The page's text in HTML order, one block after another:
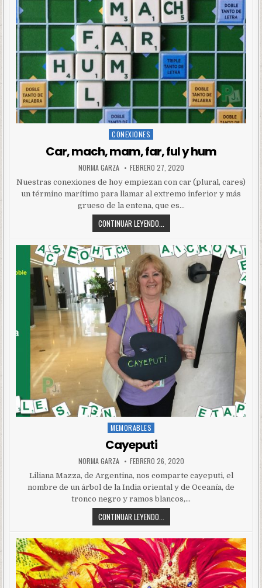
Posted
CONEXIONES
Car, mach, mam, far, ful y hum
NORMA GARZA FEBRERO 27, 2020
Nuestras conexiones de hoy empiezan con car (plural, cares)
un término marítimo para llamar al extremo inferior y más
grueso de la entena, que es…
CONTINUAR LEYENDO...
Posted
in
MEMORABLES
Cayeputi
NORMA GARZA FEBRERO 26, 2020
Liliana Mazza, de Argentina, nos comparte cayeputi, el
nombre de un árbol de la India oriental y de Oceanía, de
tronco negro y ramos blancos,…
CONTINUAR LEYENDO...